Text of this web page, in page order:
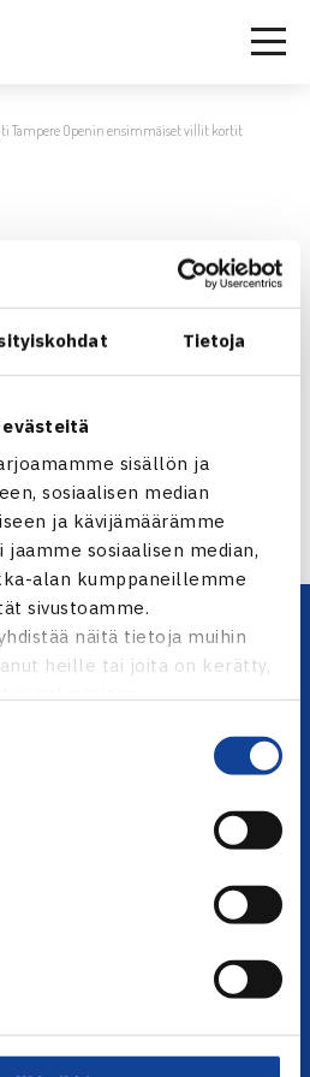
Tietoja
sisällön ja
sosiaalisen median
ja kävijämäärämme
jaamme sosiaalisen median,
alan kumppaneillemme
sivustoamme.
näitä tietoja muihin
heille tai joita on kerätty,
Tampere Openin ensimmäiset villit kortit
tie 1, 00250 Helsinki